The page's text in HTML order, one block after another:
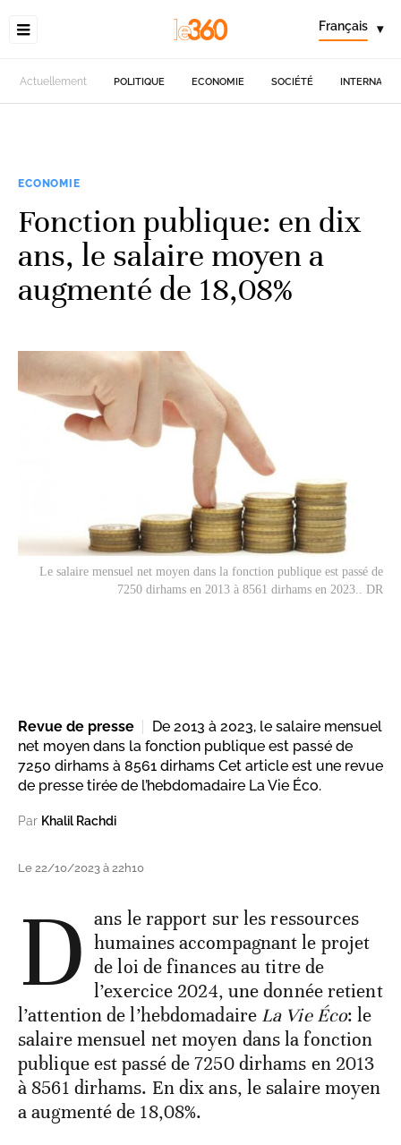
Français ▾
Actuellement POLITIQUE ECONOMIE SOCIÉTÉ
ECONOMIE
Fonction publique: en dix
ans, le salaire moyen a
augmenté de 18,08%
Le salaire mensuel net moyen dans la fonction publique est passé de
7250 dirhams en 2013 à 8561 dirhams en 2023.. DR
Revue de presse
De 2013 à 2023, le salaire mensuel
net moyen dans la fonction publique est passé de
7250 dirhams à 8561 dirhams Cet article est une revue
de presse tirée de l’hebdomadaire La Vie Éco.
Par Khalil Rachdi
Le 22/10/2023 à 22h10
D ans le rapport sur les ressources
humaines accompagnant le projet
de loi de finances au titre de
l’exercice 2024, une donnée retient
l’attention de l’hebdomadaire La Vie Éco: le
salaire mensuel net moyen dans la fonction
publique est passé de 7250 dirhams en 2013
à 8561 dirhams. En dix ans, le salaire moyen
a augmenté de 18,08%.